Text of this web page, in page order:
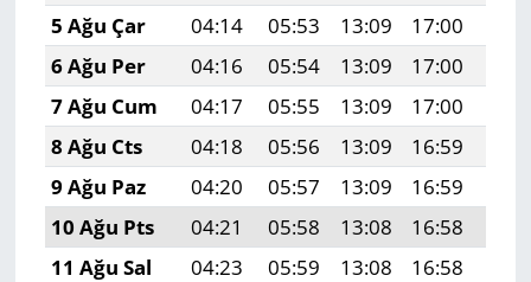
5 Ağu Çar
04:14 05:53 13:09 17:00
6 Ağu Per
04:16 05:54 13:09 17:00
7 Ağu Cum
04:17 05:55 13:09 17:00
8 Ağu Cts
04:18 05:56 13:09 16:59
9 Ağu Paz
04:20 05:57 13:09 16:59
10 Ağu Pts
04:21 05:58 13:08 16:58
11 Ağu Sal
04:23 05:59 13:08 16:58